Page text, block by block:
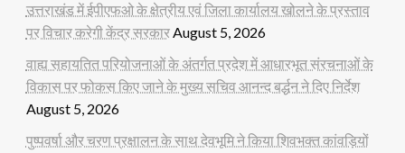
उत्तराखंड में ईपीएफओ के क्षेत्रीय एवं जिला कार्यालय खोलने के प्रस्ताव
पर विचार करेगी केंद्र सरकारAugust 5, 2026
वाह्य सहायतित परियोजनाओं के अंतर्गत प्रदेश में आधारभूत संरचनाओं के
विकास पर फोकस किए जाने के मुख्य सचिव आनन्द बर्द्धन ने दिए निर्देश
August 5, 2026
पुष्पवर्षा और चरण प्रक्षालन के साथ देवभूमि ने किया शिवभक्त कांवड़ियों